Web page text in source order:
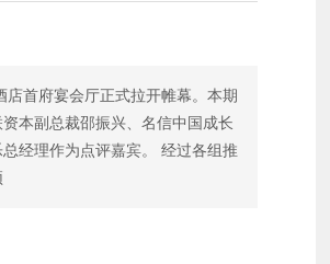
首府宴会厅正式拉开帷幕。本期
本副总裁邵振兴、名信中国成长
经理作为点评嘉宾。 经过各组推